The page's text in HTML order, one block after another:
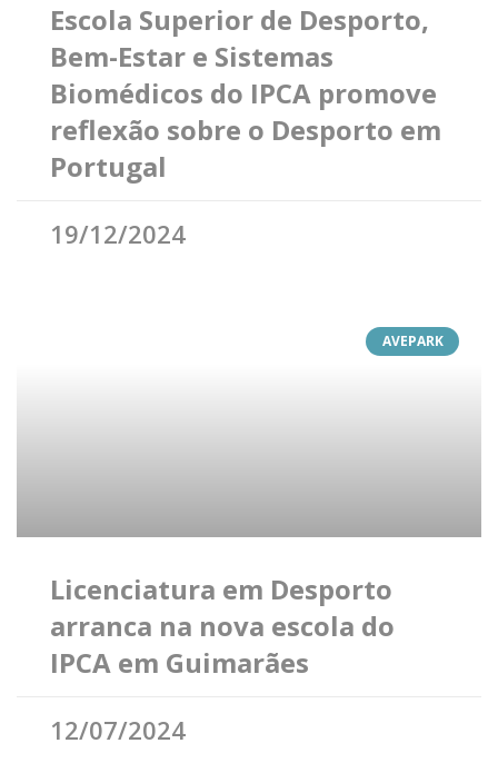
Escola Superior de Desporto,
Bem-Estar e Sistemas
Biomédicos do IPCA promove
reflexão sobre o Desporto em
Portugal
19/12/2024
AVEPARK
Licenciatura em Desporto
arranca na nova escola do
IPCA em Guimarães
12/07/2024